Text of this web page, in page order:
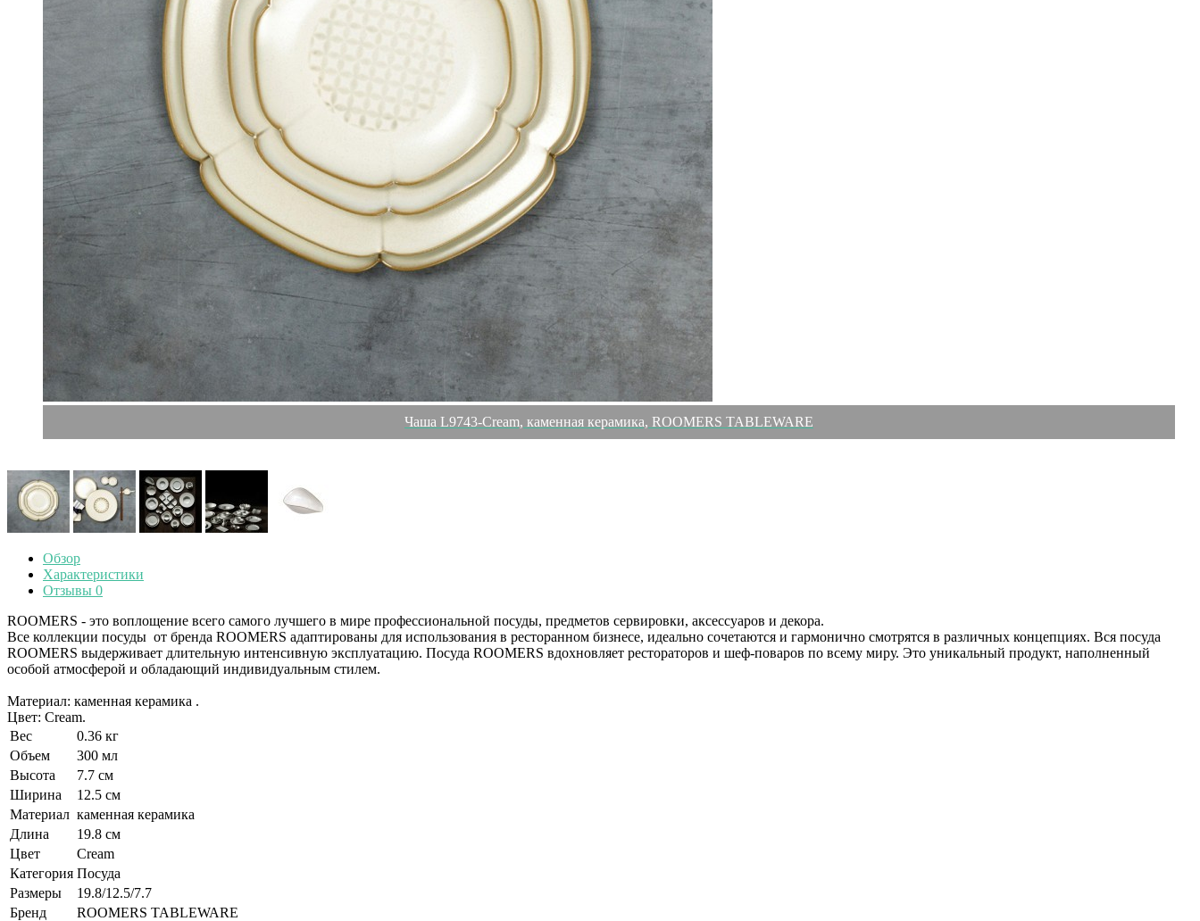
Чаша L9743-Cream, каменная керамика, ROOMERS TABLEWARE
Обзор
Характеристики
Отзывы 0
ROOMERS - это воплощение всего самого лучшего в мире профессиональной посуды, предметов сервировки, аксессуаров и декора.
Все коллекции посуды от бренда ROOMERS адаптированы для использования в ресторанном бизнесе, идеально сочетаются и гармонично смотрятся в различных концепциях. Вся посуда
ROOMERS выдерживает длительную интенсивную эксплуатацию. Посуда ROOMERS вдохновляет рестораторов и шеф-поваров по всему миру. Это уникальный продукт, наполненный
особой атмосферой и обладающий индивидуальным стилем.
Материал: каменная керамика .
Цвет: Cream.
Вес
0.36 кг
Объем
300 мл
Высота
7.7 см
Ширина
12.5 см
Материал каменная керамика
Длина
19.8 см
Цвет
Cream
Категория Посуда
Размеры
19.8/12.5/7.7
Бренд
ROOMERS TABLEWARE